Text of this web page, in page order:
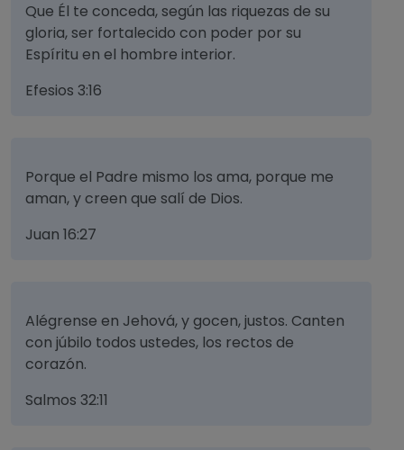
Que Él te conceda, según las riquezas de su
gloria, ser fortalecido con poder por su
Espíritu en el hombre interior.
Efesios 3:16
Porque el Padre mismo los ama, porque me
aman, y creen que salí de Dios.
Juan 16:27
Alégrense en Jehová, y gocen, justos. Canten
con júbilo todos ustedes, los rectos de
corazón.
Salmos 32:11